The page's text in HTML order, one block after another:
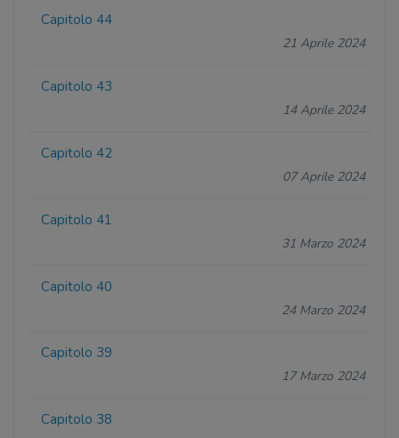
Capitolo 44
21 Aprile 2024
Capitolo 43
14 Aprile 2024
Capitolo 42
07 Aprile 2024
Capitolo 41
31 Marzo 2024
Capitolo 40
24 Marzo 2024
Capitolo 39
17 Marzo 2024
Capitolo 38